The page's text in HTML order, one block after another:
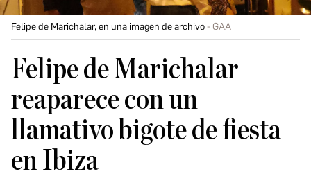
Felipe de Marichalar, en una imagen de archivo GAA
Felipe de Marichalar
reaparece con un
llamativo bigote de fiesta
en Ibiza